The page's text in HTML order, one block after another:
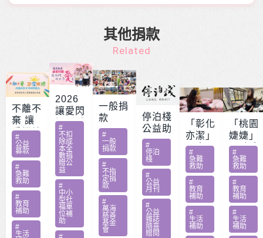
其他捐款
Related
不離不
棄 讓
愛繼續
– 急難
家庭扶
助專案
#
公益
募款
#
急難
救助
#
教育
補助
#
生活
2026
讓愛閃
耀 – 公
益服務
方案補
助專案
勸募活
動指定
捐款
#
不扣
除成
本全
數捐
贈公
益
#
中小
型社
福單
位補
助
一般捐
款
#
一般
捐款
#
不指
定捐
款
#
萬海
慈善
基金
會
停泊棧
公益助
印
#
停泊
棧
#
公益
月刊
#
公益
雜誌
隨喜
贈閱
「彰化
亦潔」
男童骨
肉癌截
肢化療
受暴單
親媽照
顧陷困
#
急難
救助
#
教育
補助
#
生活
補助
「桃園
婕婕」
20歲女
罹肺部
罕病
父兼多
份工愁
醫費
#
急難
救助
#
教育
補助
#
生活
補助